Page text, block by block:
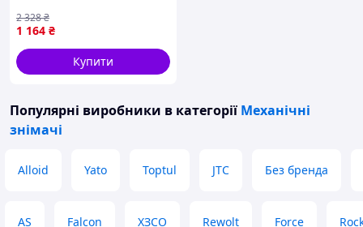
важелем 320 мм
1 164 ₴
2 328₴
Купити
Популярні виробники в категорії Механічні
знімачі
Alloid Yato Toptul JTC Без бренда
AS Falcon ХЗСО Rewolt Force